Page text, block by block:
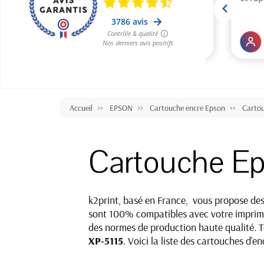
Accueil EPSON Cartouche encre Epson
Cartouche
k2print, basé en France, vous propose
sont 100% compatibles avec votre
des normes de production haute qualité.
XP-5115. Voici la liste des cartouches